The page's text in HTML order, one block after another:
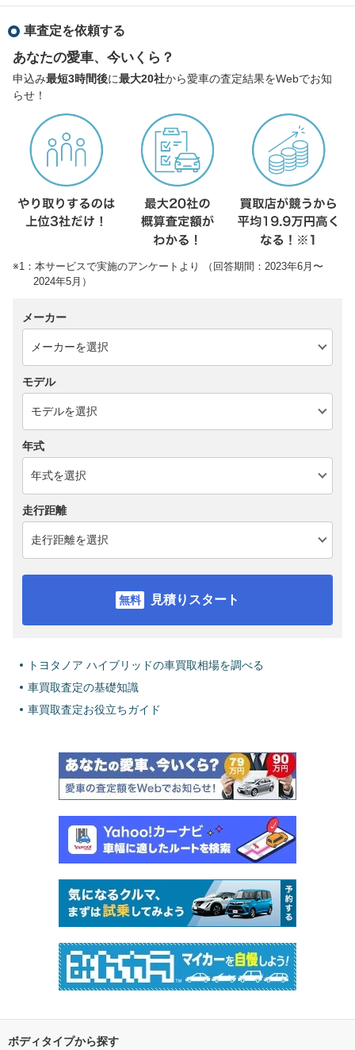
車査定を依頼する
あなたの愛車、今いくら？
申込み最短3時間後に最大20社から愛車の査定結果をWebでお知
らせ！
※1：本サービスで実施のアンケートより （回答期間：2023年6月〜
2024年5月）
メーカー
モデル
年式
走行距離
見積りスタート
トヨタノア ハイブリッドの車買取相場を調べる
車買取査定の基礎知識
車買取査定お役立ちガイド
ボディタイプから探す